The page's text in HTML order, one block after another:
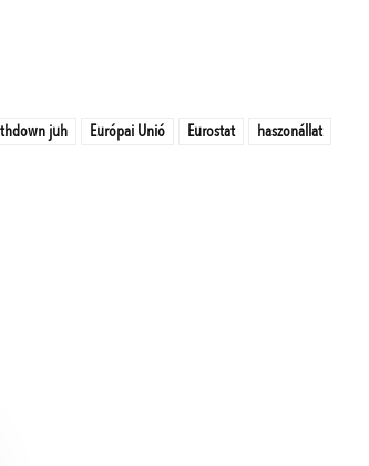
juh Európai Unió Eurostat
haszonállat